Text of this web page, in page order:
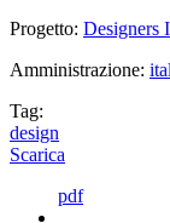
Progetto: Designers
Amministrazione:
Tag:
design
Scarica
pdf